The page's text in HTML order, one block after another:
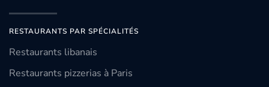
RESTAURANTS PAR SPÉCIALITÉS
Restaurants libanais
Restaurants pizzerias à Paris